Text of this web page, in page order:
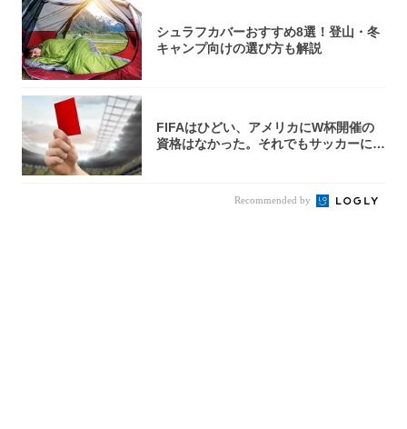
シュラフカバーおすすめ8選！登山・冬
キャンプ向けの選び方も解説
FIFAはひどい、アメリカにW杯開催の
資格はなかった。それでもサッカーには
Recommended by